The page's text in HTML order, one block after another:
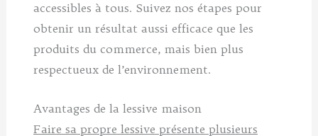
accessibles à tous. Suivez nos étapes pour
obtenir un résultat aussi efficace que les
produits du commerce, mais bien plus
respectueux de l’environnement.
Avantages de la lessive maison
Faire sa propre lessive présente plusieurs